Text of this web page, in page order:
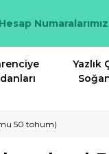
Hesap Numaralarımız
Yazlık
50 tohum)